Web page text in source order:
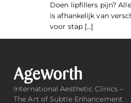
Doen lipfillers pijn?
is afhankelijk van
voor stap […]
International Aesthetic Clinics –
The Art of Subtle Enhancement